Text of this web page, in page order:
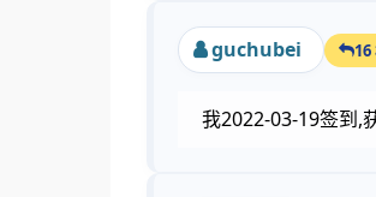
guchubei 16
我2022-03-19签到,